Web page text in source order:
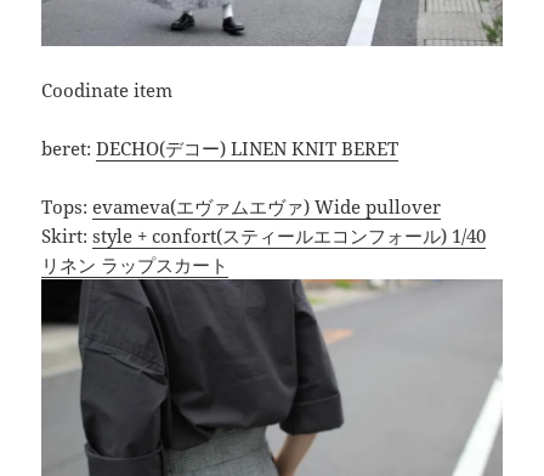
Coodinate item
beret:DECHO(デコー) LINEN KNIT BERET
Tops:evameva(エヴァムエヴァ) Wide pullover
Skirt:style + confort(スティールエコンフォール) 1/40
リネン ラップスカート